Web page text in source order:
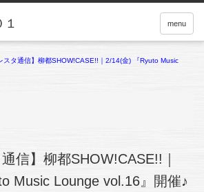
menu
スタ通信】柳都SHOW!CASE!!｜2/14(金) 『Ryuto Music
信】柳都SHOW!CASE!!｜
Music Lounge vol.16』開催♪